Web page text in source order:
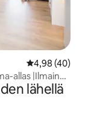
4,98 (40)
allas |Ilmainen
lähellä